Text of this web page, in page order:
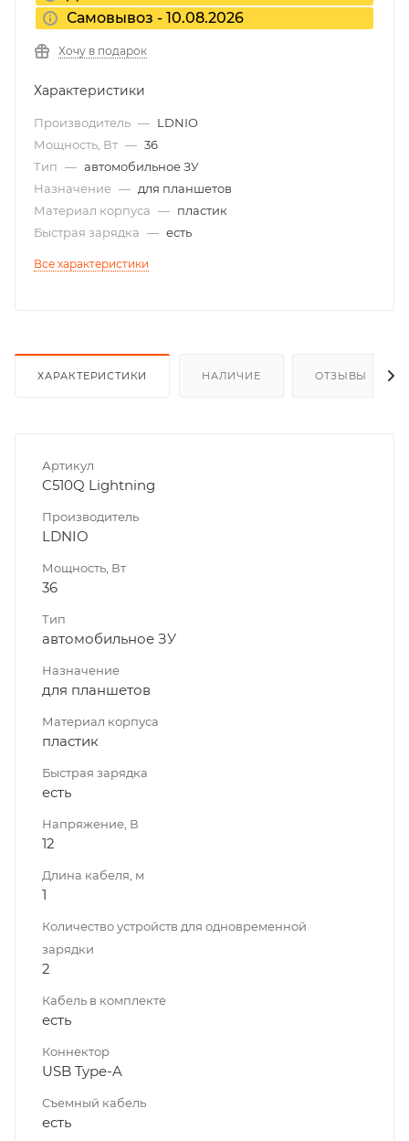
Самовывоз - 10.08.2026
Хочу в подарок
Характеристики
Производитель — LDNIO
Мощность, Вт — 36
Тип — автомобильное ЗУ
Назначение — для планшетов
Материал корпуса — пластик
Быстрая зарядка — есть
Все характеристики
ХАРАКТЕРИСТИКИ НАЛИЧИЕ ОТЗЫВЫ
Артикул
C510Q Lightning
Производитель
LDNIO
Мощность, Вт
36
Тип
автомобильное ЗУ
Назначение
для планшетов
Материал корпуса
пластик
Быстрая зарядка
есть
Напряжение, В
12
Длина кабеля, м
1
Количество устройств для одновременной
зарядки
2
Кабель в комплекте
есть
Коннектор
USB Type-A
Съемный кабель
есть